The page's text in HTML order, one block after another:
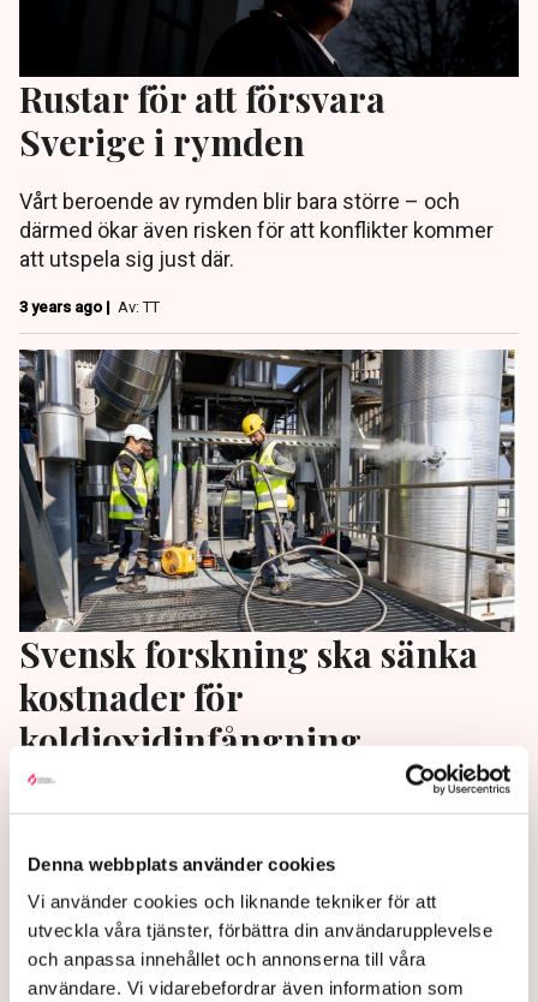
Denna webbplats använder cookies
Vi använder cookies och liknande tekniker för att
utveckla våra tjänster, förbättra din användarupplevelse
och anpassa innehållet och annonserna till våra
användare. Vi vidarebefordrar även information som
Rustar för att försvara
Sverige i rymden
Vårt beroende av rymden blir bara större – och
därmed ökar även risken för att konflikter kommer
att utspela sig just där.
3 years ago | Av: TT
Svensk forskning ska sänka
kostnader för
koldioxidinfångning
Forskare vid Luleå tekniska universitet testar nu en
koldioxidinfångning, skriver Forskning.se. Det är ett
koldioxidinfångning, anser forskare.
3 years ago | Av: Gabriel Cardona Cervantes